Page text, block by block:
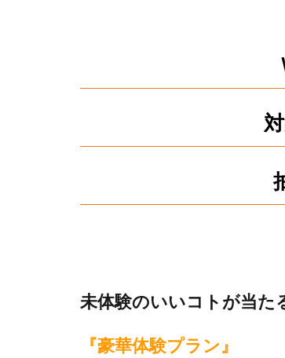
未体験のいいコトが当た
『豪華体験プラン』